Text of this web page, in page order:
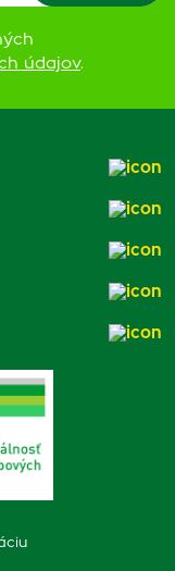
údajov.